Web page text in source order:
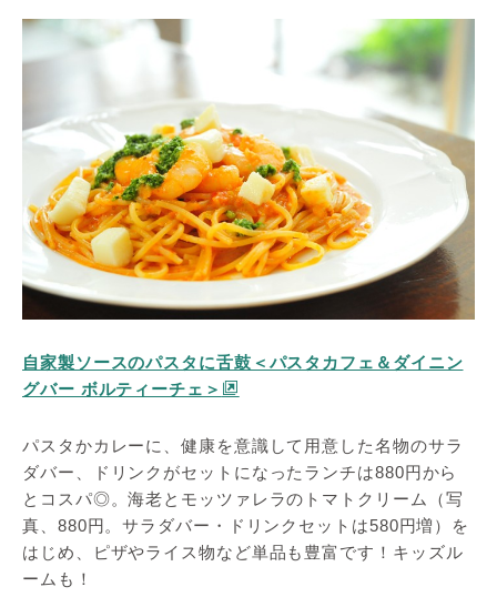
自家製ソースのパスタに舌鼓＜パスタカフェ＆ダイニン
グバー ボルティーチェ＞
パスタかカレーに、健康を意識して用意した名物のサラ
ダバー、ドリンクがセットになったランチは880円から
とコスパ◎。海老とモッツァレラのトマトクリーム（写
真、880円。サラダバー・ドリンクセットは580円増）を
はじめ、ピザやライス物など単品も豊富です！キッズル
ームも！